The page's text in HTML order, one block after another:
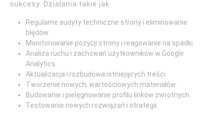
sukcesy. Działania takie jak:
Regularne audyty techniczne strony i eliminowanie
błędów.
Monitorowanie pozycji strony i reagowanie na spadki.
Analiza ruchu i zachowań użytkowników w Google
Analytics.
Aktualizacja i rozbudowa istniejących treści.
Tworzenie nowych, wartościowych materiałów.
Budowanie i pielęgnowanie profilu linków zwrotnych.
Testowanie nowych rozwiązań i strategii.